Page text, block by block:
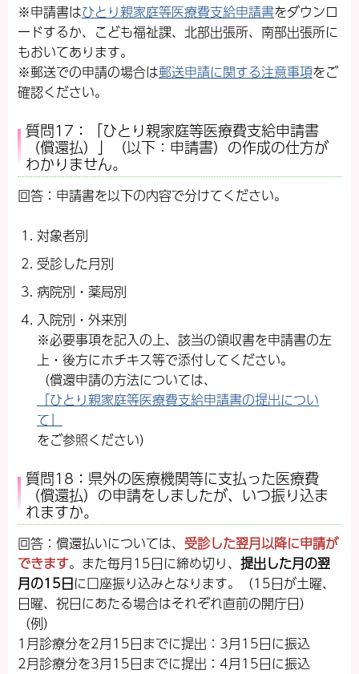
※申請書はひとり親家庭等医療費支給申請書をダウンロ
ードするか、こども福祉課、北部出張所、南部出張所に
もおいてあります。
※郵送での申請の場合は郵送申請に関する注意事項をご
確認ください。
質問17：「ひとり親家庭等医療費支給申請書
（償還払）」（以下：申請書）の作成の仕方が
わかりません。
回答：申請書を以下の内容で分けてください。
対象者別
受診した月別
病院別・薬局別
入院別・外来別
※必要事項を記入の上、該当の領収書を申請書の左
上・後方にホチキス等で添付してください。
（償還申請の方法については、
「ひとり親家庭等医療費支給申請書の提出につい
て」
をご参照ください）
質問18：県外の医療機関等に支払った医療費
（償還払）の申請をしましたが、いつ振り込ま
れますか。
回答：償還払いについては、 受診した翌月以降に申請が
できます。また毎月15日に締め切り、 提出した月の翌
月の15日に口座振り込みとなります。（15日が土曜、
日曜、祝日にあたる場合はそれぞれ直前の開庁日）
（例）
1月診療分を2月15日までに提出：3月15日に振込
2月診療分を3月15日までに提出：4月15日に振込